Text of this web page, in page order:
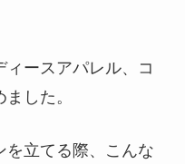
ースアパレル、コ
した。
を立てる際、こんな